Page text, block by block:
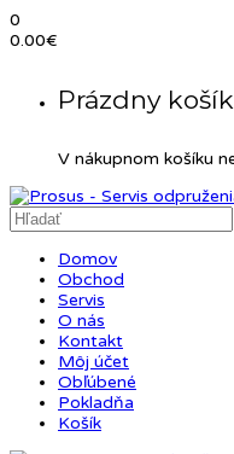
0
0.00€
Prázdny košík
V nákupnom košíku
Domov
Obchod
Servis
O nás
Kontakt
Môj účet
Obľúbené
Pokladňa
Košík